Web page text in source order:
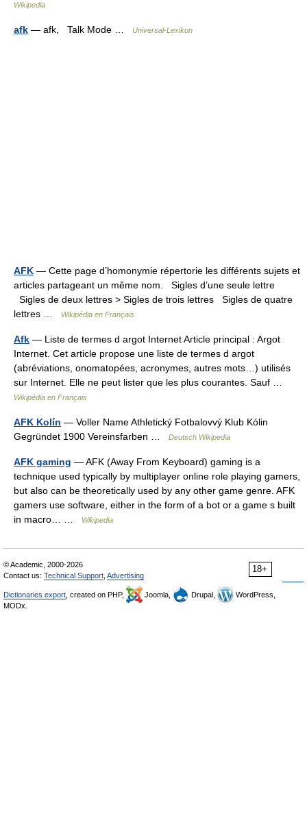
Wikipedia
afk — afk, Talk Mode … Universal-Lexikon
AFK — Cette page d’homonymie répertorie les différents sujets et
articles partageant un même nom. Sigles d’une seule lettre
Sigles de deux lettres > Sigles de trois lettres Sigles de quatre
lettres …
Wikipédia en Français
Afk — Liste de termes d argot Internet Article principal : Argot
Internet. Cet article propose une liste de termes d argot
(abréviations, onomatopées, acronymes, autres mots…) utilisés
sur Internet. Elle ne peut lister que les plus courantes. Sauf …
Wikipédia en Français
AFK Kolín — Voller Name Athletický Fotbalovvý Klub Kólin
Gegründet 1900 Vereinsfarben …
Deutsch Wikipedia
AFK gaming — AFK (Away From Keyboard) gaming is a
technique used typically by multiplayer online role playing gamers,
but also can be theoretically used by any other game genre. AFK
gamers use software, either in the form of a bot or a game s built
in macro… …
Wikipedia
18+
© Academic, 2000-2026
Contact us: Technical Support Advertising
Dictionaries export , created on PHP, Joomla, Drupal,
WordPress,
MODx.